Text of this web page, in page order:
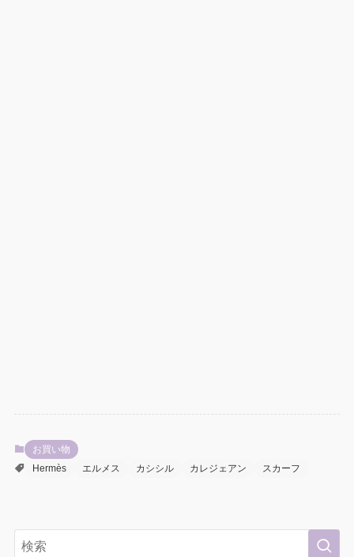
お買い物
Hermès
エルメス カシシル カレジェアン スカーフ